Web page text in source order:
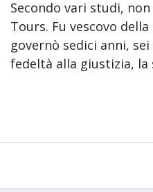
Secondo vari studi,
Tours. Fu vescovo
governò sedici anni,
fedeltà alla giustizia, la